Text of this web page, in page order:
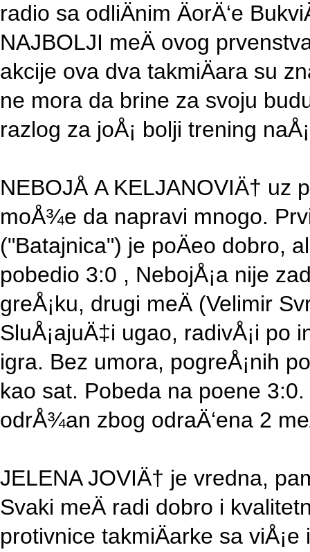
radio sa odliÄnim ÄorÄ‘e
NAJBOLJI meÄ ovog
akcije ova dva takmiÄara su
ne mora da brine za svoju
razlog za joÅ¡ bolji trening
NEBOJÅ A KELJANOVIÄ† uz
moÅ¾e da napravi mnogo.
("Batajnica") je poÄeo dobro,
pobedio 3:0 , NebojÅ¡a nije
greÅ¡ku, drugi meÄ (Velimir
SluÅ¡ajuÄ‡i ugao, radivÅ¡i po
igra. Bez umora, pogreÅ¡nih
kao sat. Pobeda na poene
odrÅ¾an zbog odraÄ‘ena 2
JELENA JOVIÄ† je vredna,
Svaki meÄ radi dobro i
protivnice takmiÄarke sa